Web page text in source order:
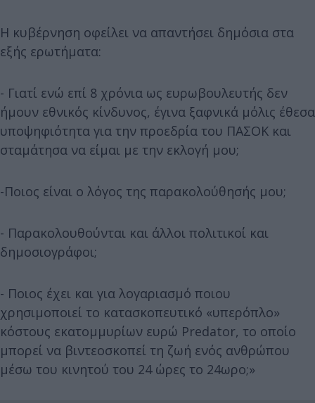
Η κυβέρνηση οφείλει να απαντήσει δημόσια στα
εξής ερωτήματα:
- Γιατί ενώ επί 8 χρόνια ως ευρωβουλευτής δεν
ήμουν εθνικός κίνδυνος, έγινα ξαφνικά μόλις έθεσα
υποψηφιότητα για την προεδρία του ΠΑΣΟΚ και
σταμάτησα να είμαι με την εκλογή μου;
-Ποιος είναι ο λόγος της παρακολούθησής μου;
- Παρακολουθούνται και άλλοι πολιτικοί και
δημοσιογράφοι;
- Ποιος έχει και για λογαριασμό ποιου
χρησιμοποιεί το κατασκοπευτικό «υπερόπλο»
κόστους εκατομμυρίων ευρώ Predator, το οποίο
μπορεί να βιντεοσκοπεί τη ζωή ενός ανθρώπου
μέσω του κινητού του 24 ώρες το 24ωρο;»